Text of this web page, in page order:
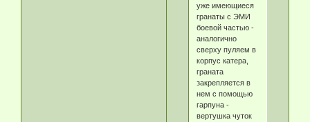
уже имеющиеся
гранаты с ЭМИ
боевой частью -
аналогично
сверху пуляем в
корпус катера,
граната
закрепляется в
нем с помощью
гарпуна -
вертушка чуток